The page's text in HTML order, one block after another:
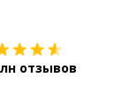
отзывов